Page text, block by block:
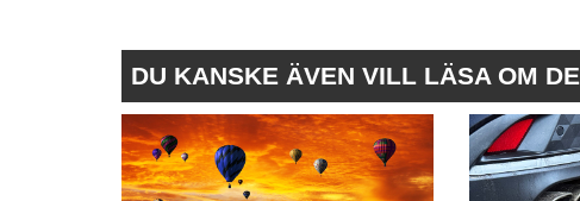
DU KANSKE ÄVEN VILL LÄSA OM